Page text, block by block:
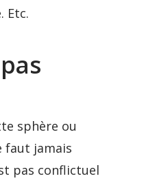
Etc.
sphère ou
faut jamais
pas conflictuel